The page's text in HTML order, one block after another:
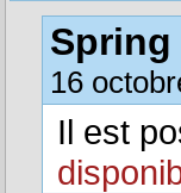
Spring
16
Il est